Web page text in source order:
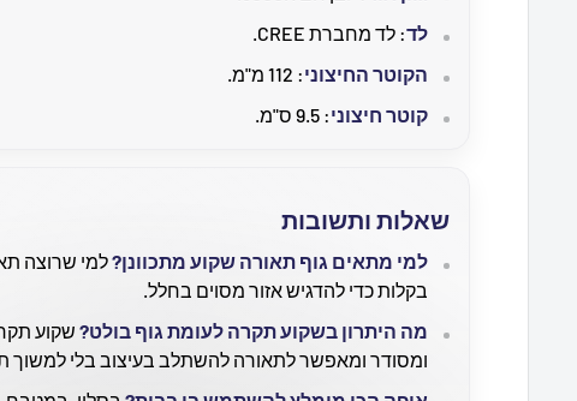
לד: לד מחברת CREE.
הקוטר החיצוני: 112 מ"מ.
קוטר חיצוני: 9.5 ס"מ.
שאלות ותשובות
למי מתאים גוף תאורה שקוע מתכוונן?למי שרוצה
בקלות כדי להדגיש אזור מסוים בחלל.
מה היתרון בשקוע תקרה לעומת גוף בולט? שקוע
ומסודר ומאפשר לתאורה להשתלב בעיצוב בלי למשוך